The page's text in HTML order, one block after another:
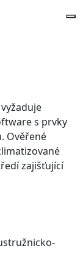
s prvky
Ověřené
zajišťující